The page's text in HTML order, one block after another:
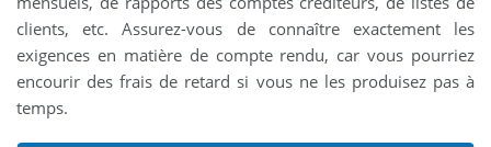
clients, etc. Assurez-vous de connaître exactement les
exigences en matière de compte rendu, car vous pourriez
encourir des frais de retard si vous ne les produisez pas à
temps.